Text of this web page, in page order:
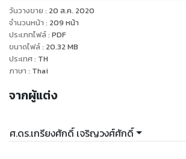
วันวางขาย : 20 ส.ค. 2020
จำนวนหน้า : 209 หน้า
ประเภทไฟล์: PDF
ขนาดไฟล์: 20.32 MB
ประเทศ: TH
ภาษา : Thai
จากผู้แต่ง
ศ.ดร.เกรียงศักดิ์ เจริญวงศ์ศักดิ์